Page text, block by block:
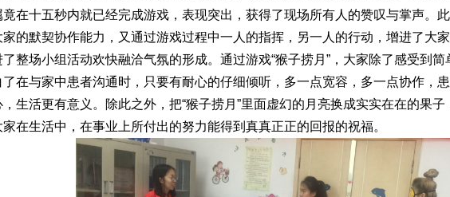
竟在十五秒内就已经完成游戏，表现突出，获得了现场所有人的赞叹与掌声。
家的默契协作能力，又通过游戏过程中一人的指挥，另一人的行动，增进了大家
了整场小组活动欢快融洽气氛的形成。通过游戏“猴子捞月”，大家除了感受到
了在与家中患者沟通时，只要有耐心的仔细倾听，多一点宽容，多一点协作，
，生活更有意义。除此之外，把“猴子捞月”里面虚幻的月亮换成实实在在的果
家在生活中，在事业上所付出的努力能得到真真正正的回报的祝福。